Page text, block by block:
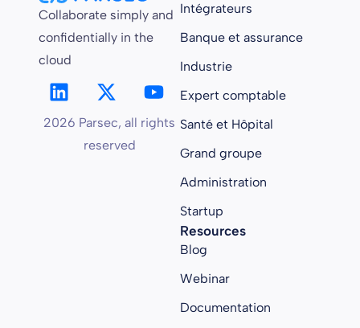
Collaborate simply and
confidentially in the
cloud
2026 Parsec, all rights
reserved
Intégrateurs
Banque et assurance
Industrie
Expert comptable
Santé et Hôpital
Grand groupe
Administration
Startup
Resources
Blog
Webinar
Documentation